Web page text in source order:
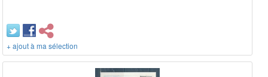
+ ajout à ma sélection